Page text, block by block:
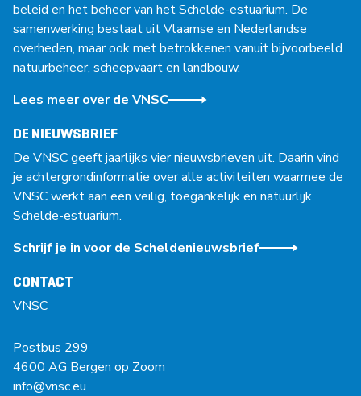
beleid en het beheer van het Schelde-estuarium. De
samenwerking bestaat uit Vlaamse en Nederlandse
overheden, maar ook met betrokkenen vanuit bijvoorbeeld
natuurbeheer, scheepvaart en landbouw.
Lees meer over de VNSC
DE NIEUWSBRIEF
De VNSC geeft jaarlijks vier nieuwsbrieven uit. Daarin vind
je achtergrondinformatie over alle activiteiten waarmee de
VNSC werkt aan een veilig, toegankelijk en natuurlijk
Schelde-estuarium.
Schrijf je in voor de Scheldenieuwsbrief
CONTACT
VNSC
Postbus 299
4600 AG Bergen op Zoom
info@vnsc.eu